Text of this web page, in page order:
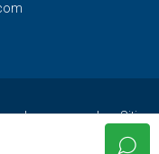
reservados. Sitio